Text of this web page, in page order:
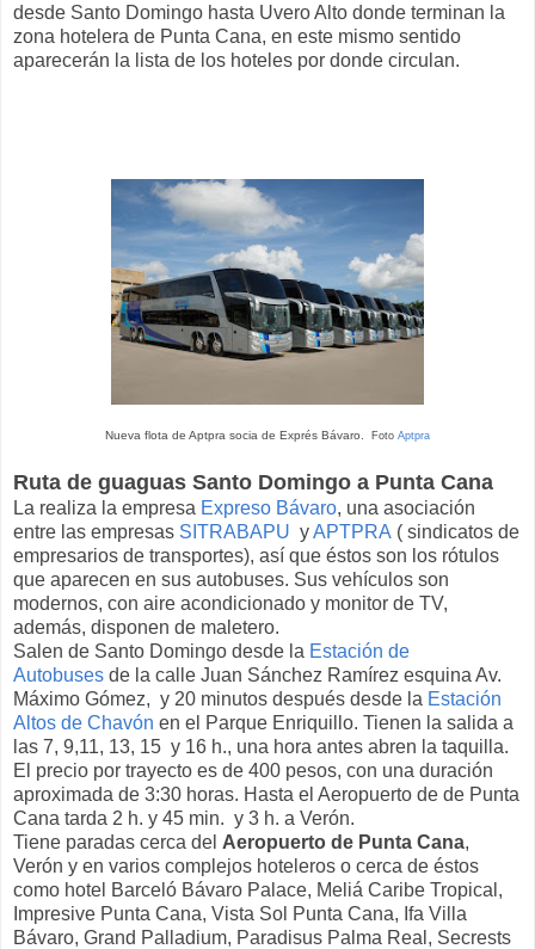
desde Santo Domingo hasta Uvero Alto donde terminan la
zona hotelera de Punta Cana, en este mismo sentido
aparecerán la lista de los hoteles por donde circulan.
Nueva flota de Aptpra socia de Exprés Bávaro. Foto Aptpra
Ruta de guaguas Santo Domingo a Punta Cana
La realiza la empresa Expreso Bávaro, una asociación
entre las empresas SITRABAPU yAPTPRA ( sindicatos de
empresarios de transportes), así que éstos son los rótulos
que aparecen en sus autobuses. Sus vehículos son
modernos, con aire acondicionado y monitor de TV,
además, disponen de maletero.
Salen de Santo Domingo desde la Estación de
Autobuses de la calle Juan Sánchez Ramírez esquina Av.
Máximo Gómez, y 20 minutos después desde la Estación
Altos de Chavón en el Parque Enriquillo. Tienen la salida a
las 7, 9,11, 13, 15 y 16 h., una hora antes abren la taquilla.
El precio por trayecto es de 400 pesos, con una duración
aproximada de 3:30 horas. Hasta el Aeropuerto de de Punta
Cana tarda 2 h. y 45 min. y 3 h. a Verón.
Tiene paradas cerca del Aeropuerto de Punta Cana,
Verón y en varios complejos hoteleros o cerca de éstos
como hotel Barceló Bávaro Palace, Meliá Caribe Tropical,
Impresive Punta Cana, Vista Sol Punta Cana, Ifa Villa
Bávaro, Grand Palladium, Paradisus Palma Real, Secrests